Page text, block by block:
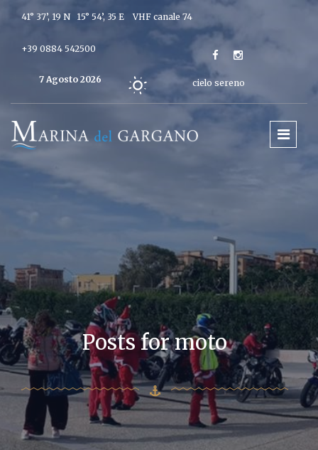
41° 37’, 19 N 15° 54’, 35 E VHF canale 74
+39 0884 542500
7 Agosto 2026 cielo sereno
Posts for moto